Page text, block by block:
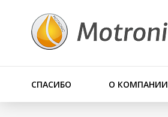
СПАСИБО О КОМПАНИИ